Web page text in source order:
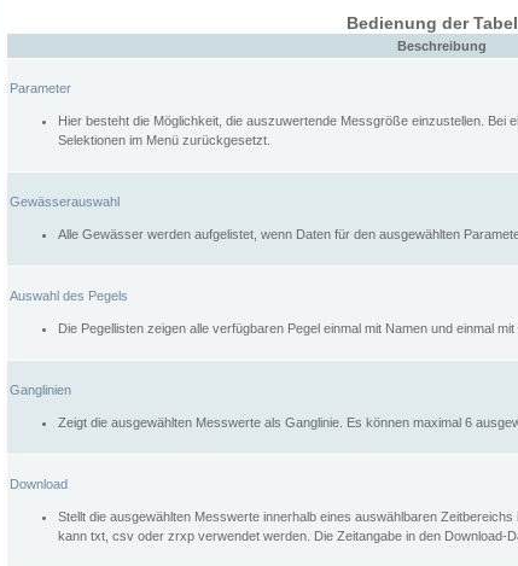
Bedienung der
Beschreibung
Parameter
Hier besteht die Möglichkeit, die auszuwertende Messgröße einzustellen. Bei
Selektionen im Menü zurückgesetzt.
Gewässerauswahl
Alle Gewässer werden aufgelistet, wenn Daten für den ausgewählten
Auswahl des Pegels
Die Pegellisten zeigen alle verfügbaren Pegel einmal mit Namen und einmal mit
Ganglinien
Zeigt die ausgewählten Messwerte als Ganglinie. Es können maximal 6
Download
Stellt die ausgewählten Messwerte innerhalb eines auswählbaren
kann txt, csv oder zrxp verwendet werden. Die Zeitangabe in den Download-